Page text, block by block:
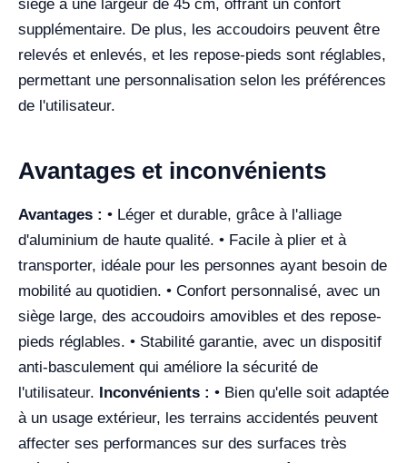
siège a une largeur de 45 cm, offrant un confort
supplémentaire. De plus, les accoudoirs peuvent être
relevés et enlevés, et les repose-pieds sont réglables,
permettant une personnalisation selon les préférences
de l'utilisateur.
Avantages et inconvénients
Avantages : • Léger et durable, grâce à l'alliage
d'aluminium de haute qualité. • Facile à plier et à
transporter, idéale pour les personnes ayant besoin de
mobilité au quotidien. • Confort personnalisé, avec un
siège large, des accoudoirs amovibles et des repose-
pieds réglables. • Stabilité garantie, avec un dispositif
anti-basculement qui améliore la sécurité de
l'utilisateur. Inconvénients : • Bien qu'elle soit adaptée
à un usage extérieur, les terrains accidentés peuvent
affecter ses performances sur des surfaces très